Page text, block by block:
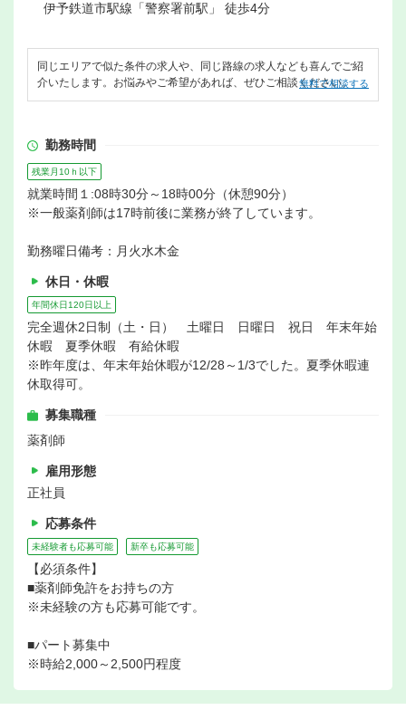
伊予鉄道市駅線「警察署前駅」 徒歩4分
同じエリアで似た条件の求人や、同じ路線の求人なども喜んでご紹
介いたします。お悩みやご希望があれば、ぜひご相談ください。
無料で相談する
勤務時間
残業月10ｈ以下
就業時間１:08時30分～18時00分（休憩90分）
※一般薬剤師は17時前後に業務が終了しています。
勤務曜日備考：月火水木金
休日・休暇
年間休日120日以上
完全週休2日制（土・日） 土曜日 日曜日 祝日 年末年始
休暇 夏季休暇 有給休暇
※昨年度は、年末年始休暇が12/28～1/3でした。夏季休暇連
休取得可。
募集職種
薬剤師
雇用形態
正社員
応募条件
未経験者も応募可能 新卒も応募可能
【必須条件】
■薬剤師免許をお持ちの方
※未経験の方も応募可能です。
■パート募集中
※時給2,000～2,500円程度